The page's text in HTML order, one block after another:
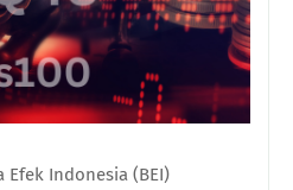
Efek Indonesia (BEI)